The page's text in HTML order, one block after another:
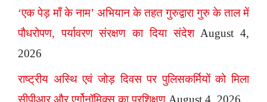
‘एक पेड़ माँ के नाम’ अभियान के तहत गुरुद्वारा गुरु के ताल में
पौधरोपण, पर्यावरण संरक्षण का दिया संदेश August 4,
2026
राष्ट्रीय अस्थि एवं जोड़ दिवस पर पुलिसकर्मियों को मिला